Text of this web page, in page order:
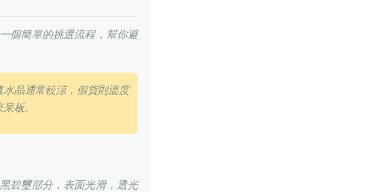
個簡單的挑選流程，幫你避
晶通常較涼，假貨則溫度
板。
碧璽部分，表面光滑，透光